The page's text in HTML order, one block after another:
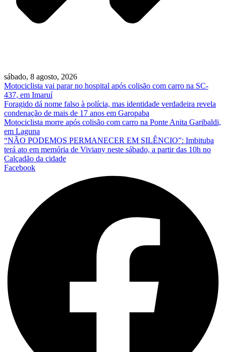
sábado, 8 agosto, 2026
Motociclista vai parar no hospital após colisão com carro na SC-
437, em Imaruí
Foragido dá nome falso à polícia, mas identidade verdadeira revela
condenação de mais de 17 anos em Garopaba
Motociclista morre após colisão com carro na Ponte Anita Garibaldi,
em Laguna
“NÃO PODEMOS PERMANECER EM SILÊNCIO”: Imbituba
terá ato em memória de Viviany neste sábado, a partir das 10h no
Calçadão da cidade
Facebook